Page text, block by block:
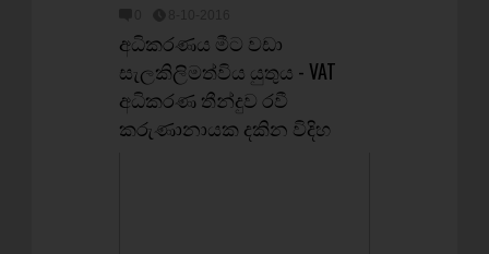
අධිකරණය මීට වඩා
සැලකිලිමත්විය යුතුය - VAT
අධිකරණ තීන්දුව රවී
කරුණානායක දකින විදිහ